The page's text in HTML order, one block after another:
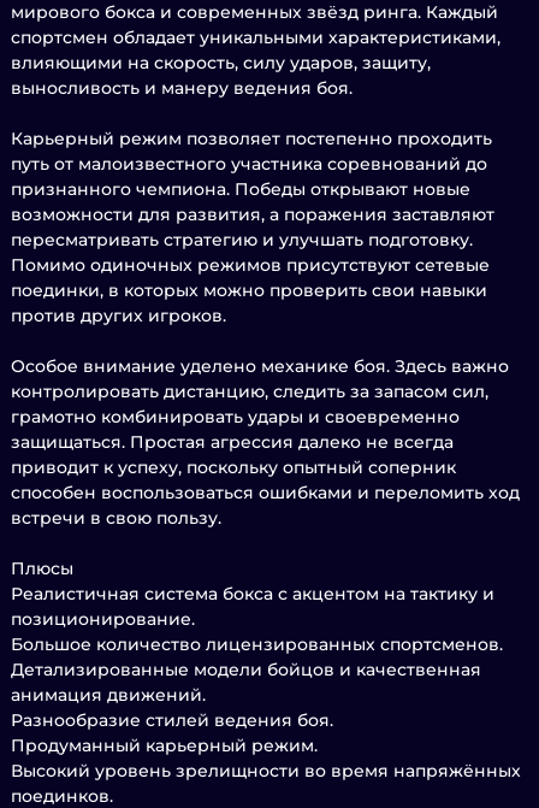
мирового бокса и современных звёзд ринга. Каждый
спортсмен обладает уникальными характеристиками,
влияющими на скорость, силу ударов, защиту,
выносливость и манеру ведения боя.
Карьерный режим позволяет постепенно проходить
путь от малоизвестного участника соревнований до
признанного чемпиона. Победы открывают новые
возможности для развития, а поражения заставляют
пересматривать стратегию и улучшать подготовку.
Помимо одиночных режимов присутствуют сетевые
поединки, в которых можно проверить свои навыки
против других игроков.
Особое внимание уделено механике боя. Здесь важно
контролировать дистанцию, следить за запасом сил,
грамотно комбинировать удары и своевременно
защищаться. Простая агрессия далеко не всегда
приводит к успеху, поскольку опытный соперник
способен воспользоваться ошибками и переломить ход
встречи в свою пользу.
Плюсы
Реалистичная система бокса с акцентом на тактику и
позиционирование.
Большое количество лицензированных спортсменов.
Детализированные модели бойцов и качественная
анимация движений.
Разнообразие стилей ведения боя.
Продуманный карьерный режим.
Высокий уровень зрелищности во время напряжённых
поединков.